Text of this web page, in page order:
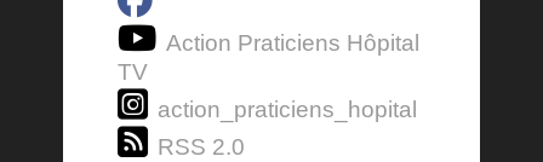
Action Praticiens Hôpital
TV
action_praticiens_hopital
RSS 2.0